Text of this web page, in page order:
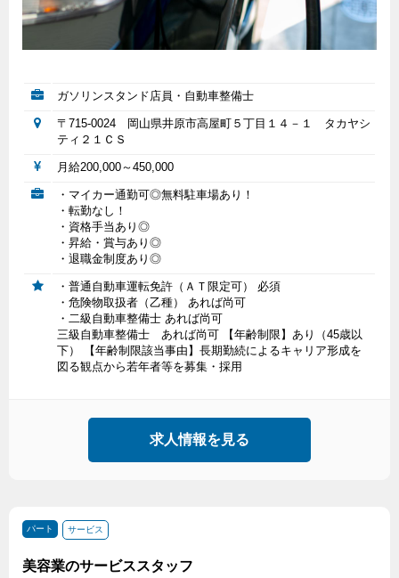
ガソリンスタンド店員・自動車整備士
〒715-0024 岡山県井原市高屋町５丁目１４－１ タカヤシ
ティ２１ＣＳ
月給200,000～450,000
・マイカー通勤可◎無料駐車場あり！
・転勤なし！
・資格手当あり◎
・昇給・賞与あり◎
・退職金制度あり◎
・普通自動車運転免許（ＡＴ限定可） 必須
・危険物取扱者（乙種） あれば尚可
・二級自動車整備士 あれば尚可
三級自動車整備士 あれば尚可 【年齢制限】あり（45歳以
下） 【年齢制限該当事由】長期勤続によるキャリア形成を
図る観点から若年者等を募集・採用
求人情報を見る
パート サービス
美容業のサービススタッフ